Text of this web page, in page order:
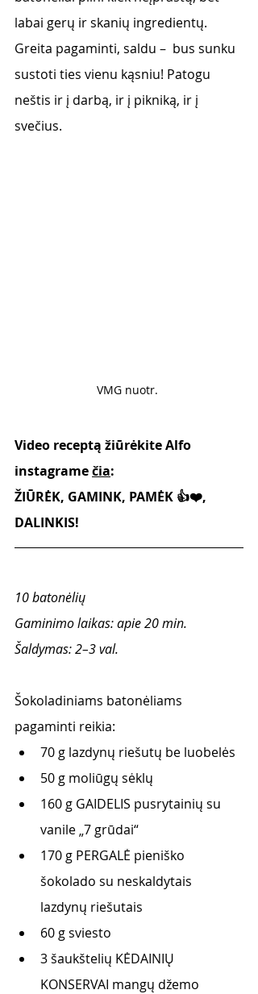
labai gerų ir skanių ingredientų.
Greita pagaminti, saldu –  bus sunku
sustoti ties vienu kąsniu! Patogu
neštis ir į darbą, ir į pikniką, ir į
svečius.
VMG nuotr.
Video receptą žiūrėkite Alfo
instagrame čia:
ŽIŪRĖK, GAMINK, PAMĖK 👍❤️,
DALINKIS!
10 batonėlių
Gaminimo laikas: apie 20 min.
Šaldymas: 2–3 val.
Šokoladiniams batonėliams
pagaminti reikia:
70 g lazdynų riešutų be luobelės
50 g moliūgų sėklų
160 g GAIDELIS pusrytainių su
vanile „7 grūdai“
170 g PERGALĖ pieniško
šokolado su neskaldytais
lazdynų riešutais
60 g sviesto
3 šaukštelių KĖDAINIŲ
KONSERVAI mangų džemo